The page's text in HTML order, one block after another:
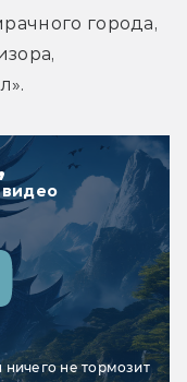
города,
ничего не тормозит